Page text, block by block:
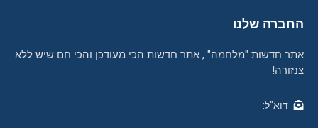
החברה שלנו
אתר חדשות "מלחמה" , אתר חדשות הכי מעודכן והכי חם שיש ללא
צנזורה!
דוא"ל: